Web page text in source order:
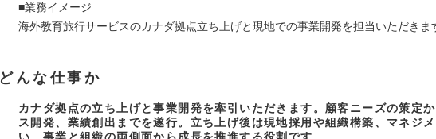
■業務イメージ
海外教育旅行サービスのカナダ拠点立ち上げと現地での事業開発を担当いただきま
どんな仕事か
カナダ拠点の立ち上げと事業開発を牽引いただきます。顧客ニーズの策定
ス開発、業績創出までを遂行。立ち上げ後は現地採用や組織構築、マネジ